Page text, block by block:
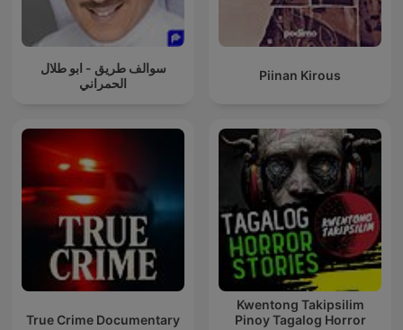
سوالف طريق - ابو طلال
الحمراني
Piinan Kirous
True Crime Documentary
Kwentong Takipsilim
Pinoy Tagalog Horror